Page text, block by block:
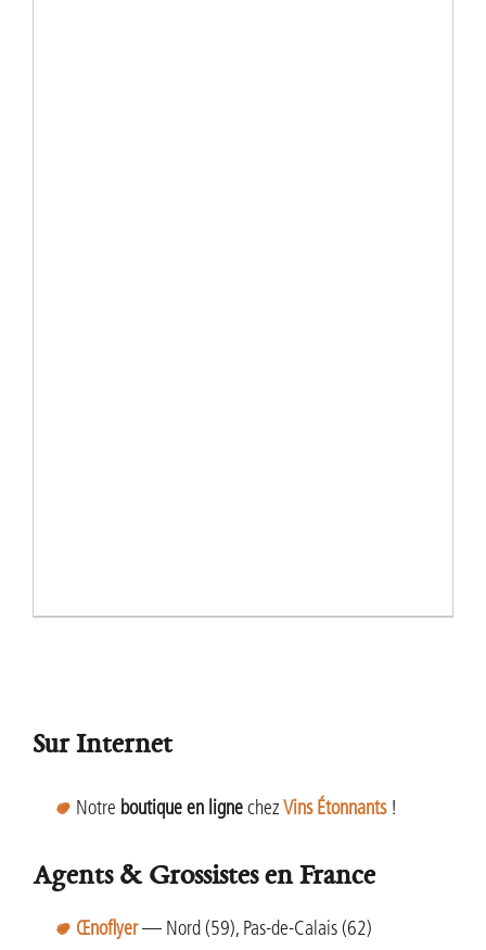
Sur Internet
Notre boutique en ligne chezVins Étonnants!
Agents & Grossistes en France
Œnoflyer— Nord (59), Pas-de-Calais (62)